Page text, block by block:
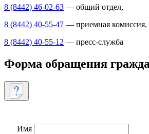
8 (8442) 46-02-63 — общий отдел,
8 (8442) 40-55-47 — приемная комиссия,
8 (8442) 40-55-12 — пресс-служба
Форма обращения
Имя